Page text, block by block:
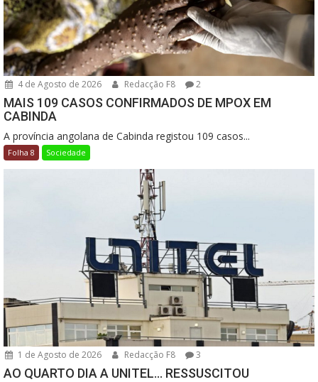
4 de Agosto de 2026 Redacção F8 2
MAIS 109 CASOS CONFIRMADOS DE MPOX EM
CABINDA
A província angolana de Cabinda registou 109 casos...
Folha 8 Sociedade
1 de Agosto de 2026 Redacção F8 3
AO QUARTO DIA A UNITEL… RESSUSCITOU